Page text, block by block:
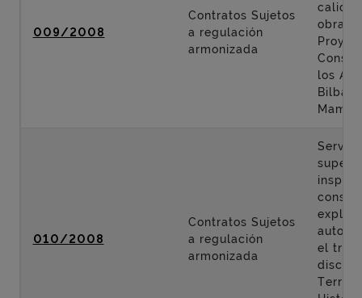
009/2008
Contratos Sujetos
a regulación
armonizada
obras
los
Bilbao
010/2008
Contratos Sujetos
a regulación
armonizada
el